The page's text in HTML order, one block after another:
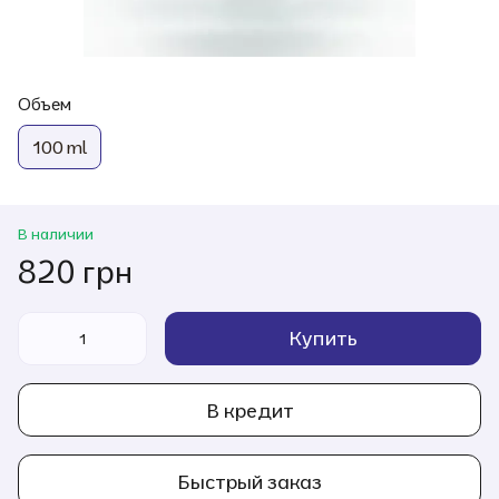
Объем
100 ml
В наличии
820 грн
Купить
В кредит
Быстрый заказ